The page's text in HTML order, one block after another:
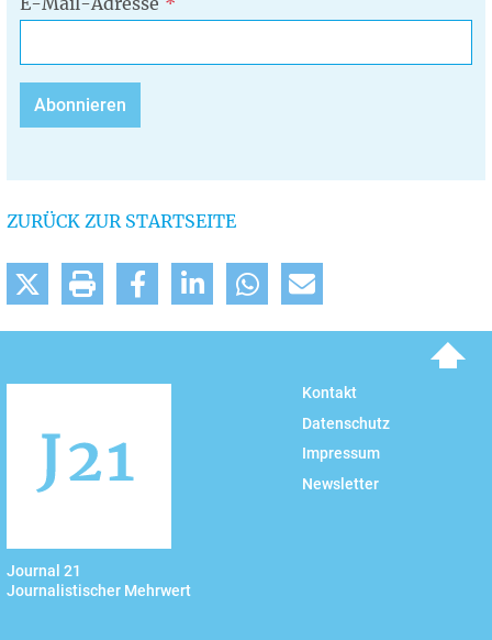
ZURÜCK ZUR STARTSEITE
Journal 21
Journalistischer Mehrwert
Kontakt
Datenschutz
Impressum
Newsletter